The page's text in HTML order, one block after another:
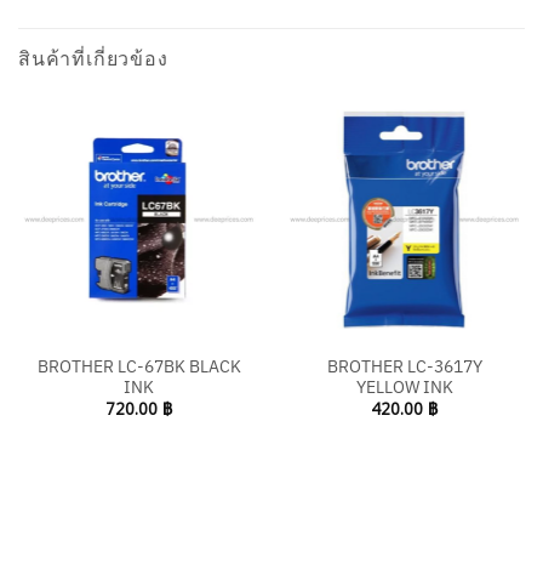
สินค้าที่เกี่ยวข้อง
BROTHER LC-67BK BLACK
INK
720.00 ฿
BROTHER LC-3617Y
YELLOW INK
420.00 ฿